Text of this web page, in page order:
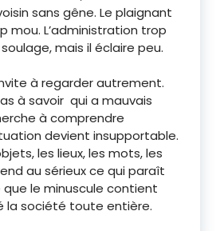
sans gêne. Le plaignant
mou. L’administration trop
mais il éclaire peu.
à regarder autrement.
à savoir qui a mauvais
à comprendre
devient insupportable.
les lieux, les mots, les
au sérieux ce qui paraît
que le minuscule contient
la société toute entière.